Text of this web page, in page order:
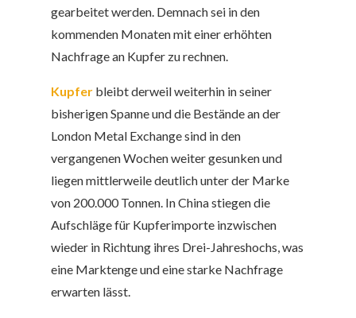
gearbeitet werden. Demnach sei in den
kommenden Monaten mit einer erhöhten
Nachfrage an Kupfer zu rechnen.
Kupfer bleibt derweil weiterhin in seiner
bisherigen Spanne und die Bestände an der
London Metal Exchange sind in den
vergangenen Wochen weiter gesunken und
liegen mittlerweile deutlich unter der Marke
von 200.000 Tonnen. In China stiegen die
Aufschläge für Kupferimporte inzwischen
wieder in Richtung ihres Drei-Jahreshochs, was
eine Marktenge und eine starke Nachfrage
erwarten lässt.